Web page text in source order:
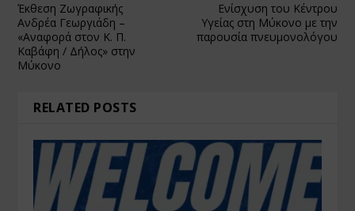
Έκθεση Ζωγραφικής
Ανδρέα Γεωργιάδη –
«Αναφορά στον Κ. Π.
Καβάφη / Δήλος» στην
Μύκονο
Ενίσχυση του Κέντρου
Υγείας στη Μύκονο με την
παρουσία πνευμονολόγου
RELATED POSTS